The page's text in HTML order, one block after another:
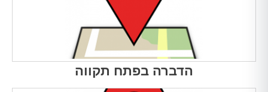
הדברה בפתח תקווה